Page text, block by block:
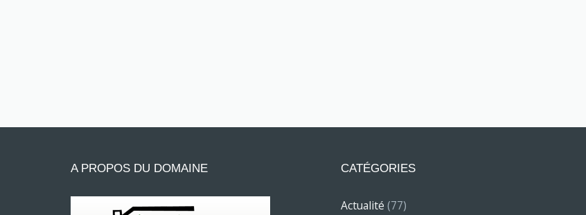
A PROPOS DU DOMAINE CATÉGORIES
Actualité (77)